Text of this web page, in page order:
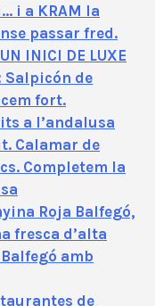
i a KRAM la
passar fred.
INICI DE LUXE
Salpicón de
fort.
a l’andalusa
Calamar de
Completem la
Roja Balfegó,
fresca d’alta
amb
de